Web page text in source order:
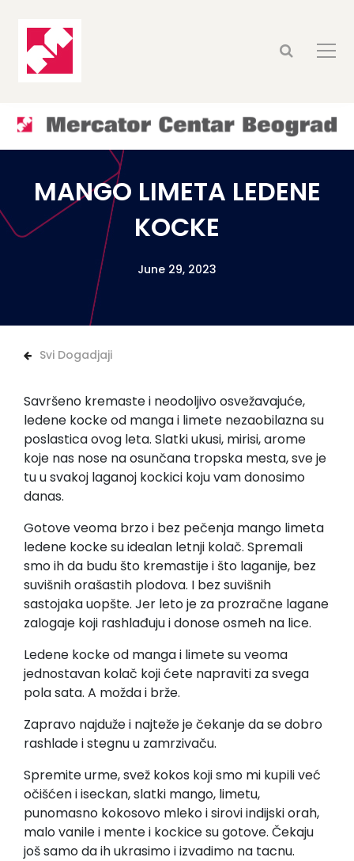
MANGO LIMETA LEDENE
KOCKE
June 29, 2023
Svi Dogadjaji
Savršeno kremaste i neodoljivo osvežavajuće,
ledene kocke od manga i limete nezaobilazna su
poslastica ovog leta. Slatki ukusi, mirisi, arome
koje nas nose na osunčana tropska mesta, sve je
tu u svakoj laganoj kockici koju vam donosimo
danas.
Gotove veoma brzo i bez pečenja mango limeta
ledene kocke su idealan letnji kolač. Spremali
smo ih da budu što kremastije i što laganije, bez
suvišnih orašastih plodova. I bez suvišnih
sastojaka uopšte. Jer leto je za prozračne lagane
zalogaje koji rashlađuju i donose osmeh na lice.
Ledene kocke od manga i limete su veoma
jednostavan kolač koji ćete napraviti za svega
pola sata. A možda i brže.
Zapravo najduže i najteže je čekanje da se dobro
rashlade i stegnu u zamrzivaču.
Spremite urme, svež kokos koji smo mi kupili već
očišćen i iseckan, slatki mango, limetu,
punomasno kokosovo mleko i sirovi indijski orah,
malo vanile i mente i kockice su gotove. Čekaju
još samo da ih ukrasimo i izvadimo na tacnu.